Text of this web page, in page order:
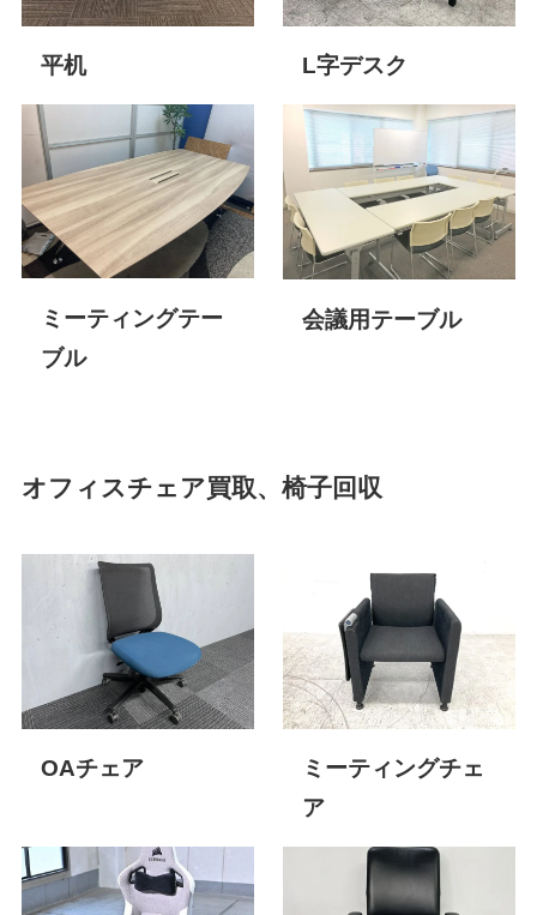
平机 L字デスク
ミーティングテー
ブル
会議用テーブル
オフィスチェア買取、椅子回収
OAチェア
ミーティングチェ
ア